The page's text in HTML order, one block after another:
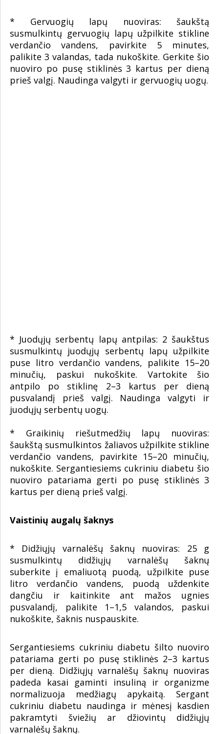
* Gervuogių lapų nuoviras: šaukštą
susmulkintų gervuogių lapų užpilkite stikline
verdančio vandens, pavirkite 5 minutes,
palikite 3 valandas, tada nukoškite. Gerkite šio
nuoviro po pusę stiklinės 3 kartus per dieną
prieš valgį. Naudinga valgyti ir gervuogių uogų.
* Juodųjų serbentų lapų antpilas: 2 šaukštus
susmulkintų juodųjų serbentų lapų užpilkite
puse litro verdančio vandens, palikite 15–20
minučių, paskui nukoškite. Vartokite šio
antpilo po stiklinę 2–3 kartus per dieną
pusvalandį prieš valgį. Naudinga valgyti ir
juodųjų serbentų uogų.
* Graikinių riešutmedžių lapų nuoviras:
šaukštą susmulkintos žaliavos užpilkite stikline
verdančio vandens, pavirkite 15–20 minučių,
nukoškite. Sergantiesiems cukriniu diabetu šio
nuoviro patariama gerti po pusę stiklinės 3
kartus per dieną prieš valgį.
Vaistinių augalų šaknys
* Didžiųjų varnalėšų šaknų nuoviras: 25 g
susmulkintų didžiųjų varnalėšų šaknų
suberkite į emaliuotą puodą, užpilkite puse
litro verdančio vandens, puodą uždenkite
dangčiu ir kaitinkite ant mažos ugnies
pusvalandį, palikite 1–1,5 valandos, paskui
nukoškite, šaknis nuspauskite.
Sergantiesiems cukriniu diabetu šilto nuoviro
patariama gerti po pusę stiklinės 2–3 kartus
per dieną. Didžiųjų varnalėšų šaknų nuoviras
padeda kasai gaminti insuliną ir organizme
normalizuoja medžiagų apykaitą. Sergant
cukriniu diabetu naudinga ir mėnesį kasdien
pakramtyti šviežių ar džiovintų didžiųjų
varnalėšų šaknų.